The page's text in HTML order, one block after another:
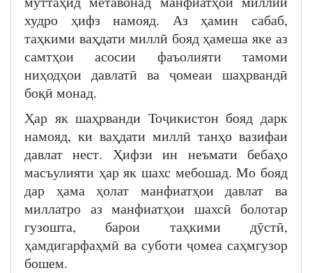
худро ҳифз намояд. Аз ҳамин сабаб,
таҳкими ваҳдати миллӣ бояд ҳамеша яке аз
самтҳои асосии фаъолияти тамоми
ниҳодҳои давлатӣ ва ҷомеаи шаҳрвандӣ
боқӣ монад.
Ҳар як шаҳрванди Тоҷикистон бояд дарк
намояд, ки ваҳдати миллӣ танҳо вазифаи
давлат нест. Ҳифзи ин неъмати бебаҳо
масъулияти ҳар як шахс мебошад. Мо бояд
дар ҳама ҳолат манфиатҳои давлат ва
миллатро аз манфиатҳои шахсӣ болотар
гузошта, барои таҳкими дӯстӣ,
ҳамдигарфаҳмӣ ва суботи ҷомеа саҳмгузор
бошем.